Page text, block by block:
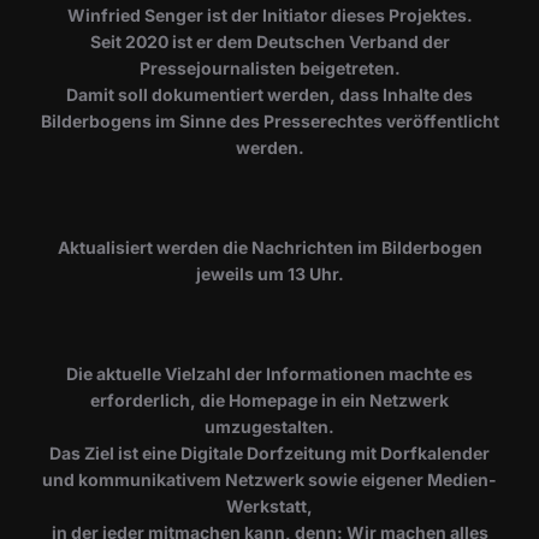
Winfried Senger ist der Initiator dieses Projektes.
Seit 2020 ist er dem Deutschen Verband der
Pressejournalisten beigetreten.
Damit soll dokumentiert werden, dass Inhalte des
Bilderbogens im Sinne des Presserechtes veröffentlicht
werden.
​Aktualisiert werden die Nachrichten im Bilderbogen
jeweils um 13 Uhr.
Die aktuelle Vielzahl der Informationen machte es
erforderlich, die Homepage in ein Netzwerk
umzugestalten.
Das Ziel ist eine Digitale Dorfzeitung mit Dorfkalender
und kommunikativem Netzwerk sowie eigener Medien-
Werkstatt,
in der jeder mitmachen kann, denn: Wir machen alles